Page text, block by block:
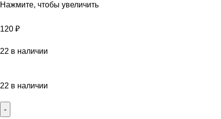
Нажмите, чтобы увеличить
120 ₽
22 в наличии
22 в наличии